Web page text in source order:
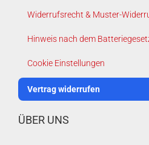
Widerrufsrecht & Muster-
Hinweis nach dem
Cookie Einstellungen
Vertrag widerrufen
ÜBER UNS